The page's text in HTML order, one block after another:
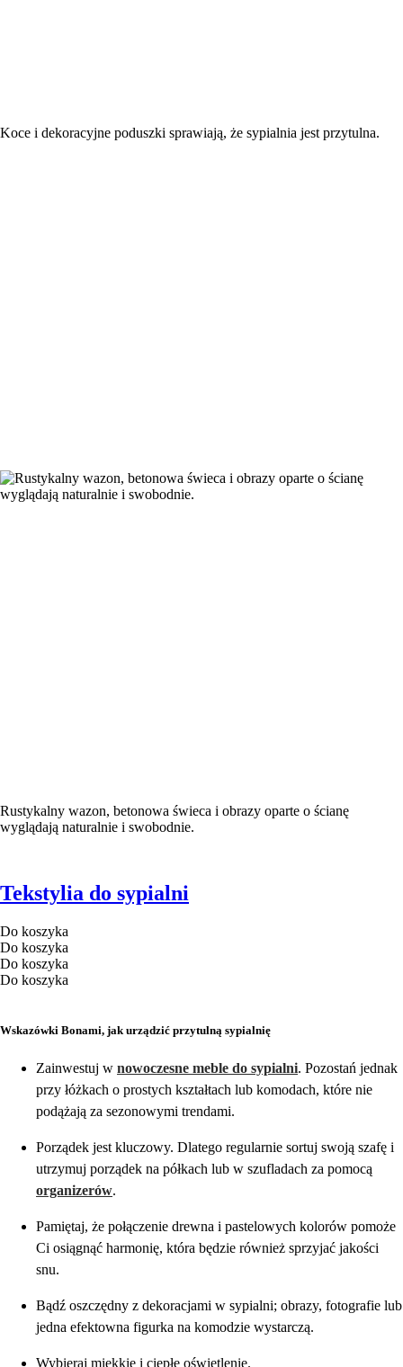
Koce i dekoracyjne poduszki sprawiają, że sypialnia jest przytulna.
Rustykalny wazon, betonowa świeca i obrazy oparte o ścianę
wyglądają naturalnie i swobodnie.
Tekstylia do sypialni
Do koszyka
Do koszyka
Do koszyka
Do koszyka
Wskazówki Bonami, jak urządzić przytulną sypialnię
Zainwestuj w nowoczesne meble do sypialni. Pozostań jednak
przy łóżkach o prostych kształtach lub komodach, które nie
podążają za sezonowymi trendami.
Porządek jest kluczowy. Dlatego regularnie sortuj swoją szafę i
utrzymuj porządek na półkach lub w szufladach za pomocą
organizerów.
Pamiętaj, że połączenie drewna i pastelowych kolorów pomoże
Ci osiągnąć harmonię, która będzie również sprzyjać jakości
snu.
Bądź oszczędny z dekoracjami w sypialni; obrazy, fotografie lub
jedna efektowna figurka na komodzie wystarczą.
Wybieraj miękkie i ciepłe oświetlenie.